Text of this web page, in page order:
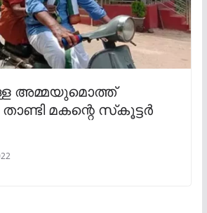
അമ്മയുമൊത്ത്
മകന്റെ സ്‌കൂട്ടര്‍